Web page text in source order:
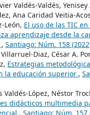
Valdés-Valdés,
Ana Caridad Veitia-
León, El uso de las TIC
aprendizaje desde la
, Santiago: Núm. 158
Villarruel-Diaz, César A.
Estrategias
la educación superior ,
Valdés-López, Néstor
didácticos multimedia
, Santiago: Núm. 157